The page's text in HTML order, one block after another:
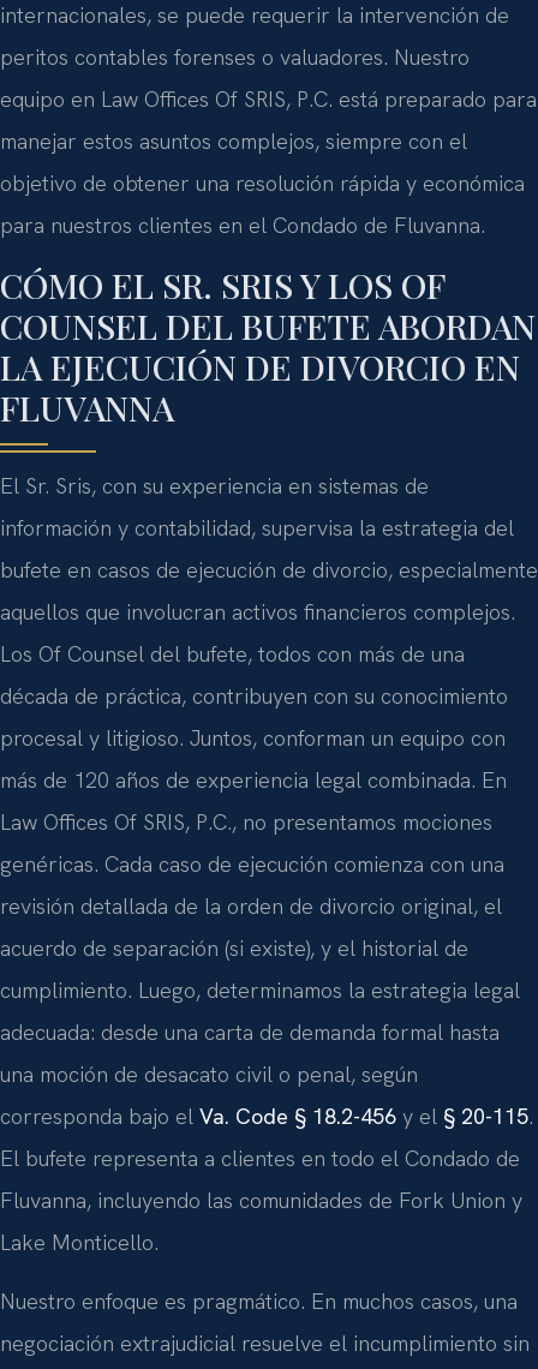
internacionales, se puede requerir la intervención de
peritos contables forenses o valuadores. Nuestro
equipo en Law Offices Of SRIS, P.C. está preparado para
manejar estos asuntos complejos, siempre con el
objetivo de obtener una resolución rápida y económica
para nuestros clientes en el Condado de Fluvanna.
CÓMO EL SR. SRIS Y LOS OF
COUNSEL DEL BUFETE ABORDAN
LA EJECUCIÓN DE DIVORCIO EN
FLUVANNA
El Sr. Sris, con su experiencia en sistemas de
información y contabilidad, supervisa la estrategia del
bufete en casos de ejecución de divorcio, especialmente
aquellos que involucran activos financieros complejos.
Los Of Counsel del bufete, todos con más de una
década de práctica, contribuyen con su conocimiento
procesal y litigioso. Juntos, conforman un equipo con
más de 120 años de experiencia legal combinada. En
Law Offices Of SRIS, P.C., no presentamos mociones
genéricas. Cada caso de ejecución comienza con una
revisión detallada de la orden de divorcio original, el
acuerdo de separación (si existe), y el historial de
cumplimiento. Luego, determinamos la estrategia legal
adecuada: desde una carta de demanda formal hasta
una moción de desacato civil o penal, según
corresponda bajo el Va. Code § 18.2-456 y el § 20-115.
El bufete representa a clientes en todo el Condado de
Fluvanna, incluyendo las comunidades de Fork Union y
Lake Monticello.
Nuestro enfoque es pragmático. En muchos casos, una
negociación extrajudicial resuelve el incumplimiento sin